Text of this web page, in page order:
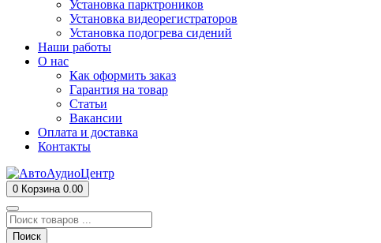
Установка парктроников
Установка видеорегистраторов
Установка подогрева сидений
Наши работы
О нас
Как оформить заказ
Гарантия на товар
Статьи
Вакансии
Оплата и доставка
Контакты
0 Корзина 0.00
Поиск